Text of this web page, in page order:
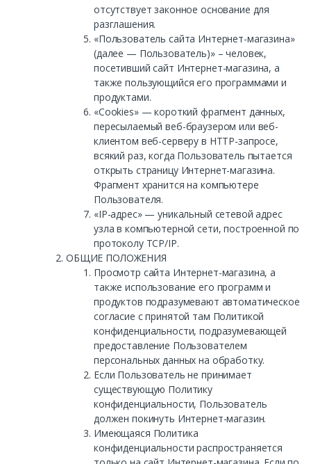
отсутствует законное основание для
разглашения.
«Пользователь сайта Интернет-магазина»
(далее — Пользователь)» – человек,
посетивший сайт Интернет-магазина, а
также пользующийся его программами и
продуктами.
«Cookies» — короткий фрагмент данных,
пересылаемый веб-браузером или веб-
клиентом веб-серверу в HTTP-запросе,
всякий раз, когда Пользователь пытается
открыть страницу Интернет-магазина.
Фрагмент хранится на компьютере
Пользователя.
«IP-адрес» — уникальный сетевой адрес
узла в компьютерной сети, построенной по
протоколу TCP/IP.
ОБЩИЕ ПОЛОЖЕНИЯ
Просмотр сайта Интернет-магазина, а
также использование его программ и
продуктов подразумевают автоматическое
согласие с принятой там Политикой
конфиденциальности, подразумевающей
предоставление Пользователем
персональных данных на обработку.
Если Пользователь не принимает
существующую Политику
конфиденциальности, Пользователь
должен покинуть Интернет-магазин.
Имеющаяся Политика
конфиденциальности распространяется